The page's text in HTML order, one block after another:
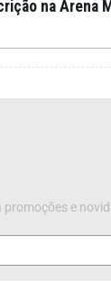
na Arena
promoções e